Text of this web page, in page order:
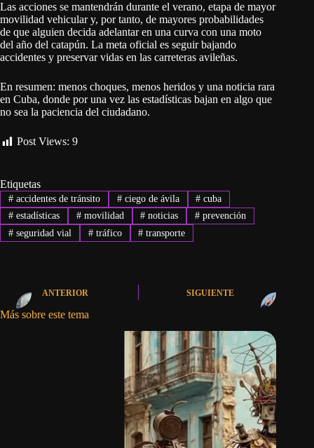
Las acciones se mantendrán durante el verano, etapa de mayor
movilidad vehicular y, por tanto, de mayores probabilidades
de que alguien decida adelantar en una curva con una moto
del año del catapún. La meta oficial es seguir bajando
accidentes y preservar vidas en las carreteras avileñas.
En resumen: menos choques, menos heridos y una noticia rara
en Cuba, donde por una vez las estadísticas bajan en algo que
no sea la paciencia del ciudadano.
Post Views: 9
Etiquetas
#accidentes de tránsito #ciego de ávila # cuba
#estadísticas #movilidad # noticias # prevención
#seguridad vial #tráfico # transporte
ANTERIOR SIGUIENTE
Más sobre este tema